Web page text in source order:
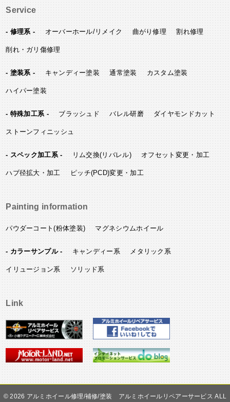
Service
- 修理系 - オーバーホール/リメイク 曲がり修理 割れ修理
削れ・ガリ傷修理
- 塗装系 - キャンディー塗装 通常塗装 カスタム塗装
ハイパー塗装
- 特殊加工系 - ブラッシュド バレル研磨 ダイヤモンドカット
ストーンフィニッシュ
- スペック加工系 - リム交換(リバレル) オフセット変更・加工
ハブ径拡大・加工 ピッチ(PCD)変更・加工
Painting information
パウダーコート(粉体塗装) マグネシウムホイール
- カラーサンプル - キャンディー系 メタリック系
イリュージョン系 ソリッド系
Link
© アルミホイール修理/補修/塗装 アルミホイールリペアーサービス ALL